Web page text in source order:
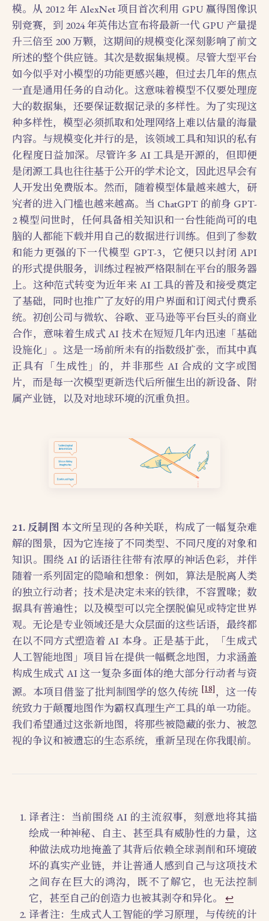
模。从 2012 年 AlexNet 项目首次利用 GPU 赢得图像识
别竞赛，到 2024 年英伟达宣布将最新一代 GPU 产量提
升三倍至 200 万颗，这期间的规模变化深刻影响了前文
所述的整个供应链。其次是数据集规模。尽管大型平台
如今似乎对小模型的功能更感兴趣，但过去几年的焦点
一直是通用任务的自动化。这意味着模型不仅要处理庞
大的数据集，还要保证数据记录的多样性。为了实现这
种多样性，模型必须抓取和处理网络上难以估量的海量
内容。与规模变化并行的是，该领域工具和知识的私有
化程度日益加深。尽管许多 AI 工具是开源的，但即便
是闭源工具也往往基于公开的学术论文，因此迟早会有
人开发出免费版本。然而，随着模型体量越来越大，研
究者的进入门槛也越来越高。当 ChatGPT 的前身 GPT-
2 模型问世时，任何具备相关知识和一台性能尚可的电
脑的人都能下载并用自己的数据进行训练。但到了参数
和能力更强的下一代模型 GPT-3，它便只以封闭 API
的形式提供服务，训练过程被严格限制在平台的服务器
上。这种范式转变为近年来 AI 工具的普及和接受奠定
了基础，同时也推广了友好的用户界面和订阅式付费系
统。初创公司与微软、谷歌、亚马逊等平台巨头的商业
合作，意味着生成式 AI 技术在短短几年内迅速「基础
设施化」。这是一场前所未有的指数级扩张，而其中真
正具有「生成性」的，并非那些 AI 合成的文字或图
片，而是每一次模型更新迭代后所催生出的新设备、附
属产业链，以及对地球环境的沉重负担。
21. 反制图本文所呈现的各种关联，构成了一幅复杂难
解的图景，因为它连接了不同类型、不同尺度的对象和
知识。围绕 AI 的话语往往带有浓厚的神话色彩，并伴
随着一系列固定的隐喻和想象：例如，算法是脱离人类
的独立行动者；技术是决定未来的铁律，不容置喙；数
据具有普遍性；以及模型可以完全摆脱偏见或特定世界
观。无论是专业领域还是大众层面的这些话语，最终都
在以不同方式塑造着 AI 本身。正是基于此，「生成式
人工智能地图」项目旨在提供一幅概念地图，力求涵盖
构成生成式 AI 这一复杂多面体的绝大部分行动者与资
源。本项目借鉴了批判制图学的悠久传统 [18]，这一传
统致力于颠覆地图作为霸权真理生产工具的单一功能。
我们希望通过这张新地图，将那些被隐藏的张力、被忽
视的争议和被遗忘的生态系统，重新呈现在你我眼前。
译者注：当前围绕 AI 的主流叙事，刻意地将其描
绘成一种神秘、自主、甚至具有威胁性的力量，这
种做法成功地掩盖了其背后依赖全球剥削和环境破
坏的真实产业链，并让普通人感到自己与这项技术
之间存在巨大的鸿沟，既不了解它，也无法控制
它，甚至自己的创造力也被其剥夺和异化。 ↩︎
译者注：生成式人工智能的学习原理，与传统的计